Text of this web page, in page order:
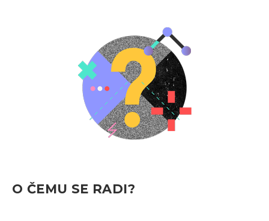
O ČEMU SE RADI?